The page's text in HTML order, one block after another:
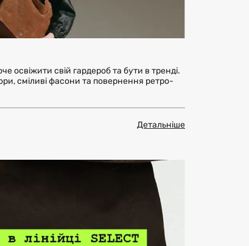
освіжити свій гардероб та бути в тренді.
сміливі фасони та повернення ретро-
Детальніше